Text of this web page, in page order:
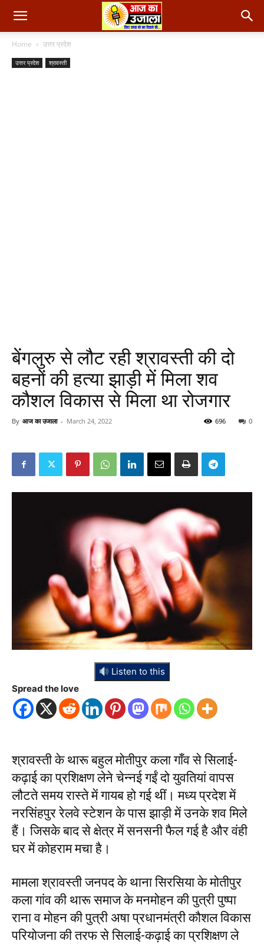
Home उत्तर प्रदेश
उत्तर प्रदेश श्रावस्ती
बेंगलुरु से लौट रही श्रावस्ती की दो
बहनों की हत्या झाड़ी में मिला शव
कौशल विकास से मिला था रोजगार
By आज का उजाला - March 24, 2022 0
696
Listen to this
Spread the love
श्रावस्ती के थारू बहुल मोतीपुर कला गाँव से सिलाई-
कढ़ाई का प्रशिक्षण लेने चेन्नई गईं दो युवतियां वापस
लौटते समय रास्ते में गायब हो गई थीं। मध्य प्रदेश में
नरसिंहपुर रेलवे स्टेशन के पास झाड़ी में उनके शव मिले
हैं। जिसके बाद से क्षेत्र में सनसनी फैल गई है और वंही
घर में कोहराम मचा है।
मामला श्रावस्ती जनपद के थाना सिरसिया के मोतीपुर
कला गांव की थारू समाज के मनमोहन की पुत्री पुष्पा
राना व मोहन की पुत्री अषा प्रधानमंत्री कौशल विकास
परियोजना की तरफ से सिलाई-कढ़ाई का प्रशिक्षण ले